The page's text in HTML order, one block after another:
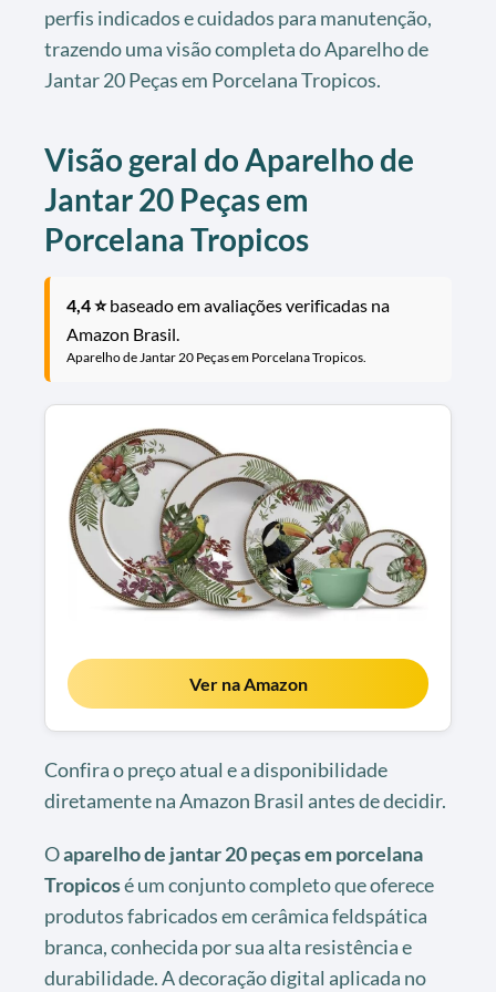
perfis indicados e cuidados para manutenção,
trazendo uma visão completa do Aparelho de
Jantar 20 Peças em Porcelana Tropicos.
Visão geral do Aparelho de
Jantar 20 Peças em
Porcelana Tropicos
4,4 ⭐baseado em avaliações verificadas na
Amazon Brasil.
Aparelho de Jantar 20 Peças em Porcelana Tropicos.
Ver na Amazon
Confira o preço atual e a disponibilidade
diretamente na Amazon Brasil antes de decidir.
Oaparelho de jantar 20 peças em porcelana
Tropicosé um conjunto completo que oferece
produtos fabricados em cerâmica feldspática
branca, conhecida por sua alta resistência e
durabilidade. A decoração digital aplicada no